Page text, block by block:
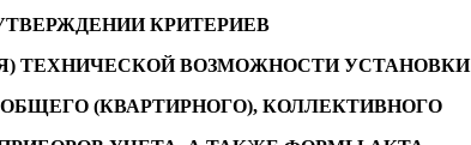
КРИТЕРИЕВ
ТЕХНИЧЕСКОЙ ВОЗМОЖНОСТИ УСТАНОВКИ
(КВАРТИРНОГО), КОЛЛЕКТИВНОГО